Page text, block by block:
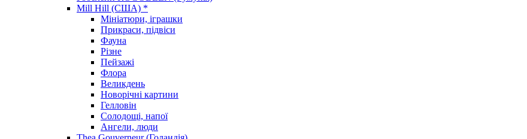
Mill Hill (США) *
Мініатюри, іграшки
Прикраси, підвіси
Фауна
Різне
Пейзажі
Флора
Великдень
Новорічні картини
Гелловін
Солодощі, напої
Ангели, люди